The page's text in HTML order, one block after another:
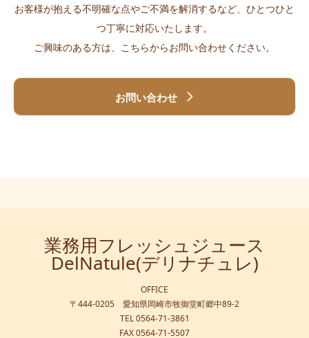
お客様が抱える不明確な点やご不満を解消するなど、ひとつひと
つ丁寧に対応いたします。
ご興味のある方は、こちらからお問い合わせください。
お問い合わせ
業務用フレッシュジュース
DelNatule(デリナチュレ)
OFFICE
〒444-0205 愛知県岡崎市牧御堂町郷中89-2
TEL 0564-71-3861
FAX 0564-71-5507